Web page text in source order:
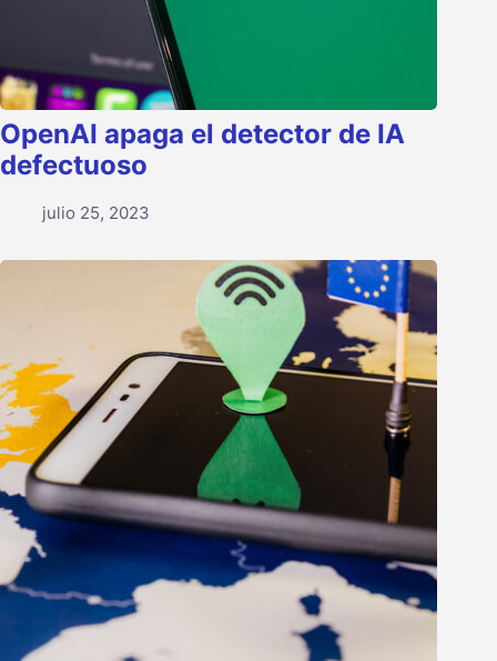
OpenAI apaga el detector de IA
defectuoso
julio 25, 2023